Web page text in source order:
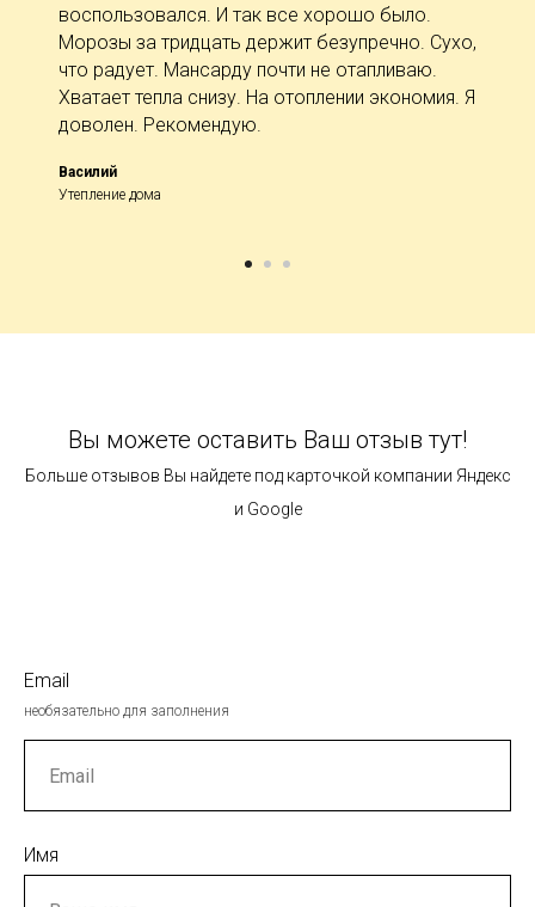
воспользовался. И так все хорошо было.
Морозы за тридцать держит безупречно. Сухо,
что радует. Мансарду почти не отапливаю.
Хватает тепла снизу. На отоплении экономия. Я
доволен. Рекомендую.
Василий
Утепление дома
Вы можете оставить Ваш отзыв тут!
Больше отзывов Вы найдете под карточкой компании Яндекс
и Google
Email
необязательно для заполнения
Имя